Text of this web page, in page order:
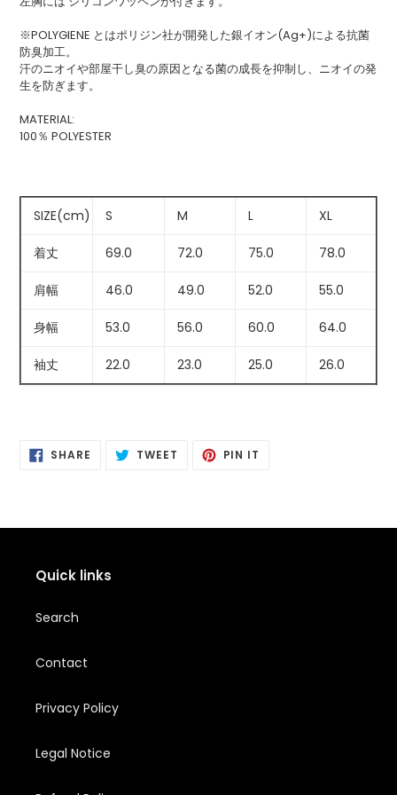
※POLYGIENE とはポリジン社が開発した銀イオン(Ag+)による抗菌
防臭加工。
汗のニオイや部屋干し臭の原因となる菌の成長を抑制し、ニオイの発
生を防ぎます。
MATERIAL:
100％ POLYESTER
SIZE(cm) S M L XL
着丈 69.0 72.0 75.0 78.0
肩幅 46.0 49.0 52.0 55.0
身幅 53.0 56.0 60.0 64.0
袖丈 22.0 23.0 25.0 26.0
SHARE SHARE TWEET POSTINGPIN IT
Quick links
Search
Contact
Privacy Policy
Legal Notice